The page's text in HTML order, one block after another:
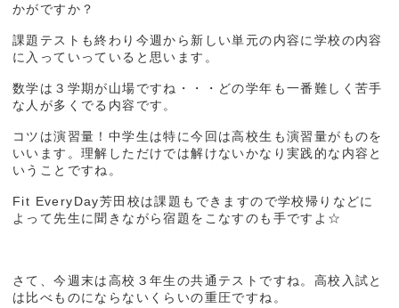
かがですか？
課題テストも終わり今週から新しい単元の内容に学校の内容
に入っていっていると思います。
数学は３学期が山場ですね・・・どの学年も一番難しく苦手
な人が多くでる内容です。
コツは演習量！中学生は特に今回は高校生も演習量がものを
いいます。理解しただけでは解けないかなり実践的な内容と
いうことですね。
Fit EveryDay芳田校は課題もできますので学校帰りなどに
よって先生に聞きながら宿題をこなすのも手ですよ☆
さて、今週末は高校３年生の共通テストですね。高校入試と
は比べものにならないくらいの重圧ですね。